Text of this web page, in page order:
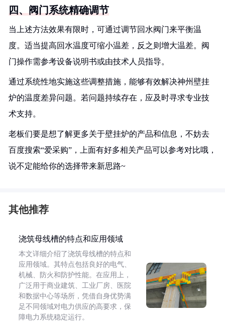
四、阀门系统精确调节
当上述方法效果有限时，可通过调节回水阀门来平衡温
度。适当提高回水温度可缩小温差，反之则增大温差。阀
门操作需参考设备说明书或由技术人员指导。
通过系统性地实施这些调整措施，能够有效解决神州壁挂
炉的温度差异问题。若问题持续存在，应及时寻求专业技
术支持。
老板们要是想了解更多关于壁挂炉的产品和信息，不妨去
百度搜索“爱采购”，上面有好多相关产品可以参考对比哦，
说不定能给你的选择带来新思路~
其他推荐
浇筑母线槽的特点和应用领域
本文详细介绍了浇筑母线槽的特点和
应用领域。其特点包括良好的电气、
机械、防火和防护性能。在应用上，
广泛用于商业建筑、工业厂房、医院
和数据中心等场所，凭借自身优势满
足不同领域对电力供应的高要求，保
障电力系统稳定运行。